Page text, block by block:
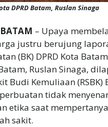
DPRD Batam, Ruslan Sinaga
– Upaya
justru berujung
(BK) DPRD Kota
Ruslan Sinaga,
Budi Kemuliaan (RSBK)
tidak
etika saat
sakit.